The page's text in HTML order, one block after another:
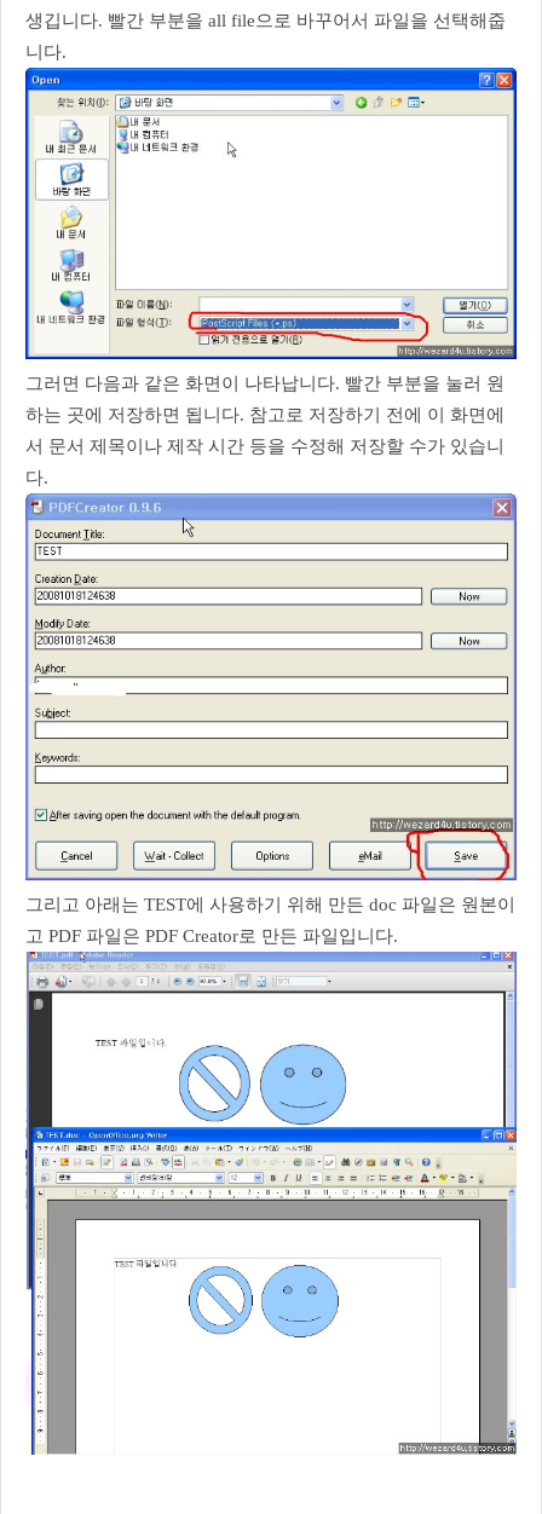
생깁니다. 빨간 부분을 all file으로 바꾸어서 파일을 선택해줍
니다.
그러면 다음과 같은 화면이 나타납니다. 빨간 부분을 눌러 원
하는 곳에 저장하면 됩니다. 참고로 저장하기 전에 이 화면에
서 문서 제목이나 제작 시간 등을 수정해 저장할 수가 있습니
다.
그리고 아래는 TEST에 사용하기 위해 만든 doc 파일은 원본이
고 PDF 파일은 PDF Creator로 만든 파일입니다.